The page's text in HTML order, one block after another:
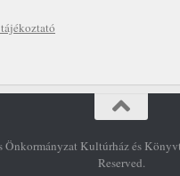
Önkormányzat Kultúrház és
Reserved.